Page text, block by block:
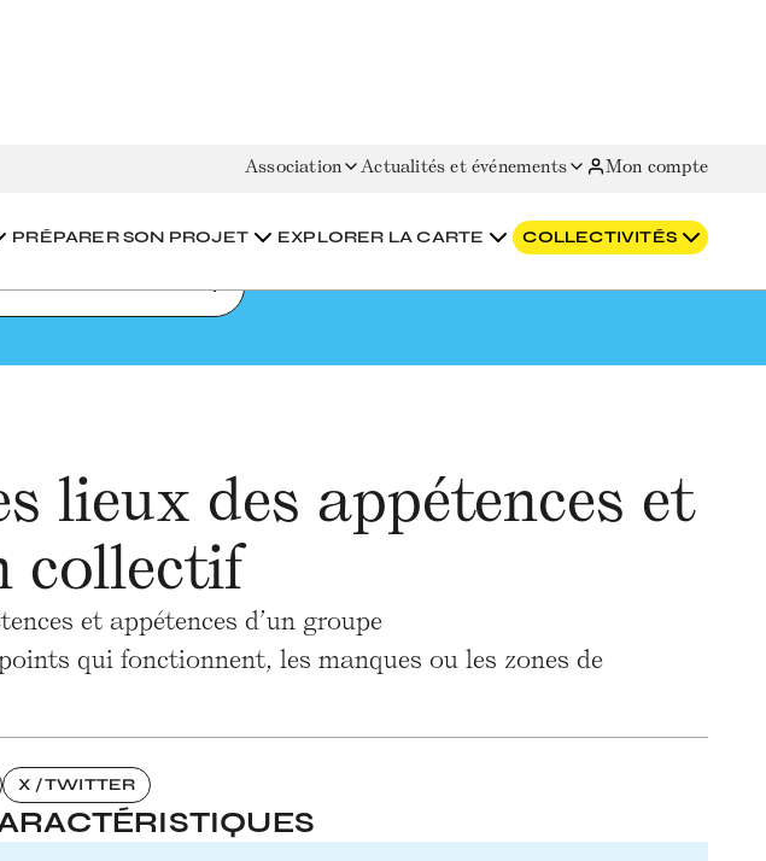
Association Actualités et événements Mon compte
PRÉPARER SON PROJET EXPLORER LA CARTE COLLECTIVITÉS
lieux des appétences et
collectif
et appétences d’un groupe
qui fonctionnent, les manques ou les zones de
X / TWITTER